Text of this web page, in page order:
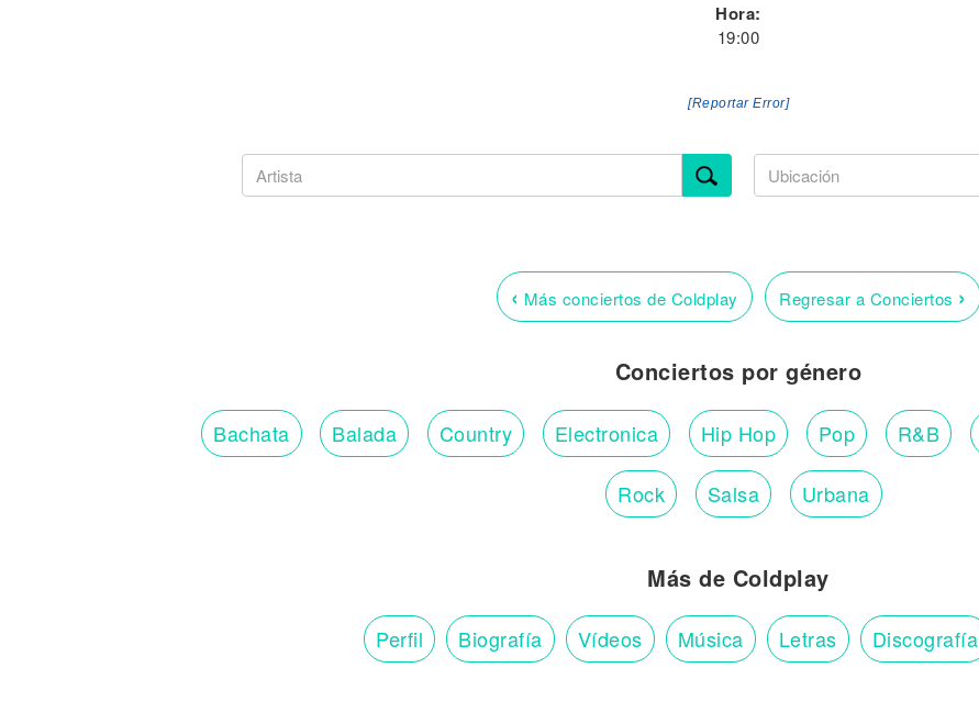
Hora:
19:00
[Reportar Error]
‹ Más conciertos de Coldplay Regresar a Conciertos ›
Conciertos por género
Bachata Balada Country Electronica Hip Hop Pop R&B
Rock Salsa Urbana
Más de Coldplay
Perfil Biografía Vídeos Música Letras Discografía